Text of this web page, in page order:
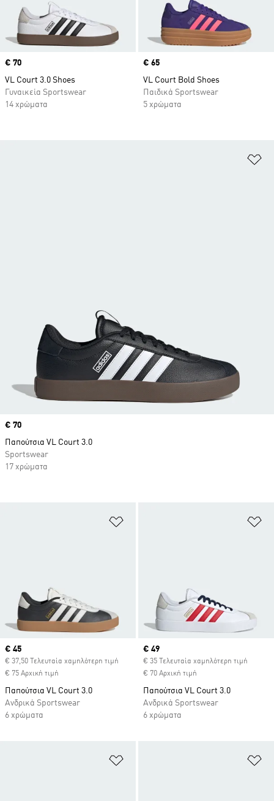
Price
€ 70
VL Court 3.0 Shoes
Γυναικεία Sportswear
14 χρώματα
Price
€ 65
VL Court Bold Shoes
Παιδικά Sportswear
5 χρώματα
Προσθήκη στη Λίστα Επιθυμιών
Current price
€ 45
€ 37,50 Τελευταία χαμηλότερη τιμή
€ 75 Αρχική τιμή
Παπούτσια VL Court 3.0
Ανδρικά Sportswear
6 χρώματα
Current price
€ 49
€ 35 Τελευταία χαμηλότερη τιμή
€ 70 Αρχική τιμή
Παπούτσια VL Court 3.0
Ανδρικά Sportswear
6 χρώματα
Προσθήκη στη Λίστα Επιθυμιών
Price
€ 70
Παπούτσια VL Court 3.0
Sportswear
17 χρώματα